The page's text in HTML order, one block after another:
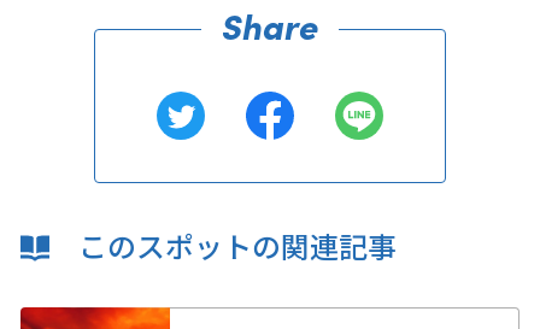
このスポットの関連記事